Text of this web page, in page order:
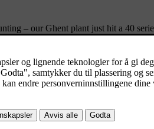
– our Ghent plant just hit a 40